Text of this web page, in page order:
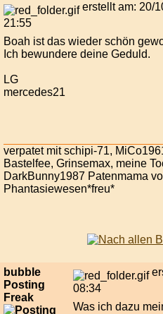
erstellt am: 20/
21:55
Boah ist das wieder schön
Ich bewundere deine Geduld.
LG
mercedes21
verpatet mit schipi-71,
Bastelfee, Grinsemax, meine
DarkBunny1987 Patenmama
Phantasiewesen*freu*
bubble
Posting
Freak
08:34
Was ich dazu